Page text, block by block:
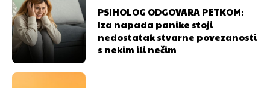
Pusti priču da živi!
Pusti priču da živi!
PSIHOLOG ODGOVARA PETKOM:
Iza napada panike stoji
nedostatak stvarne povezanosti
s nekim ili nečim